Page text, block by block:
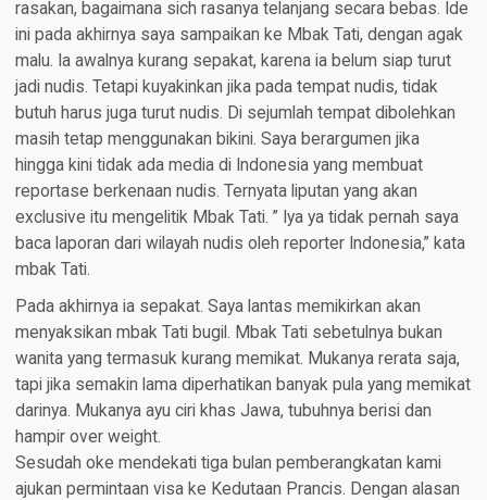
rasakan, bagaimana sich rasanya telanjang secara bebas. Ide
ini pada akhirnya saya sampaikan ke Mbak Tati, dengan agak
malu. Ia awalnya kurang sepakat, karena ia belum siap turut
jadi nudis. Tetapi kuyakinkan jika pada tempat nudis, tidak
butuh harus juga turut nudis. Di sejumlah tempat dibolehkan
masih tetap menggunakan bikini. Saya berargumen jika
hingga kini tidak ada media di Indonesia yang membuat
reportase berkenaan nudis. Ternyata liputan yang akan
exclusive itu mengelitik Mbak Tati. ” Iya ya tidak pernah saya
baca laporan dari wilayah nudis oleh reporter Indonesia,” kata
mbak Tati.
Pada akhirnya ia sepakat. Saya lantas memikirkan akan
menyaksikan mbak Tati bugil. Mbak Tati sebetulnya bukan
wanita yang termasuk kurang memikat. Mukanya rerata saja,
tapi jika semakin lama diperhatikan banyak pula yang memikat
darinya. Mukanya ayu ciri khas Jawa, tubuhnya berisi dan
hampir over weight.
Sesudah oke mendekati tiga bulan pemberangkatan kami
ajukan permintaan visa ke Kedutaan Prancis. Dengan alasan